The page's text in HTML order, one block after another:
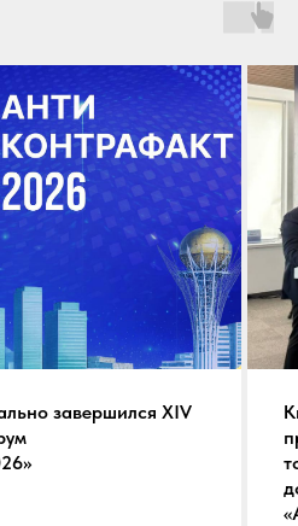
завершился XIV